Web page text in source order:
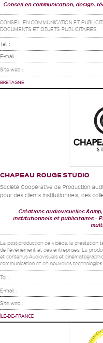
Conseil en communication, design,
CONSEIL EN COMMUNICATION ET
DOCUMENTS ET OBJETS PUBLICITAIRES.
Tel. :
E-mail :
Site web :
BRETAGNE
CHAPEAU ROUGE STUDIO
Société Coopérative de Production
pour des clients institutionnels, des
Créations audiovisuelles
institutionnels et publicitaires
La post-production de vidéos, la prestation
de l'évènement et des entreprises. La
et contenus Audiovisuels et
communication et en nouvelles
Tel. :
E-mail :
Site web :
ÎLE-DE-FRANCE